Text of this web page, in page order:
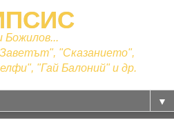
Божилов...
"Сказанието",
"Гай Балоний" и др.
▼